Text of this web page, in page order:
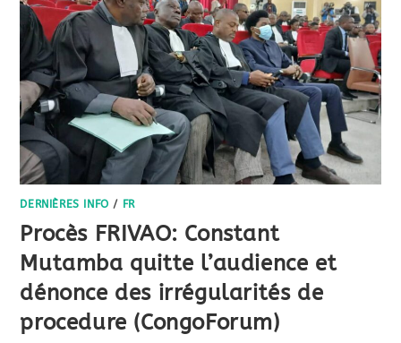
DERNIÈRES INFO / FR
Procès FRIVAO: Constant
Mutamba quitte l’audience et
dénonce des irrégularités de
procedure (CongoForum)